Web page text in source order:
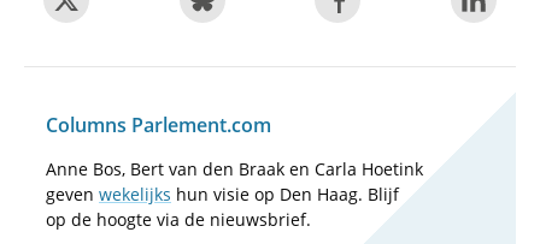
Columns Parlement.com
Anne Bos, Bert van den Braak en Carla Hoetink
geven wekelijks hun visie op Den Haag. Blijf
op de hoogte via de nieuwsbrief.